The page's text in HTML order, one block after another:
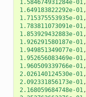
1.584674931284e-01,
1.649183822292e-01,
1.715375553935e-01,
1.783811073091e-01,
1.853929432883e-01,
1.926291580187e-01,
1.949851349077e-01,
1.952656083469e-01,
1.960509339766e-01,
2.026140124530e-01,
2.092331856173e-01,
2.168059684748e-01,